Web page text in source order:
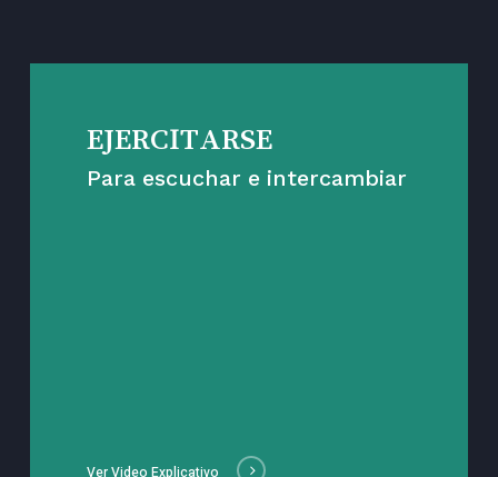
EJERCITARSE
Para escuchar e intercambiar
Ver Video Explicativo